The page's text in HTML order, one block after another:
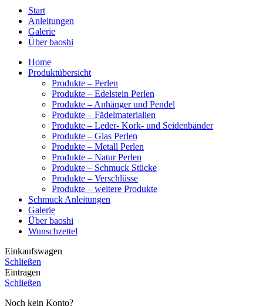
Start
Anleitungen
Galerie
Über baoshi
Home
Produktübersicht
Produkte – Perlen
Produkte – Edelstein Perlen
Produkte – Anhänger und Pendel
Produkte – Fädelmaterialien
Produkte – Leder- Kork- und Seidenbänder
Produkte – Glas Perlen
Produkte – Metall Perlen
Produkte – Natur Perlen
Produkte – Schmuck Stücke
Produkte – Verschlüsse
Produkte – weitere Produkte
Schmuck Anleitungen
Galerie
Über baoshi
Wunschzettel
Einkaufswagen
Schließen
Eintragen
Schließen
Noch kein Konto?